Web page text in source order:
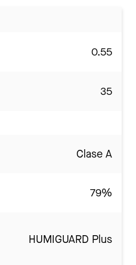
0.55
35
Clase A
79%
HUMIGUARD Plus